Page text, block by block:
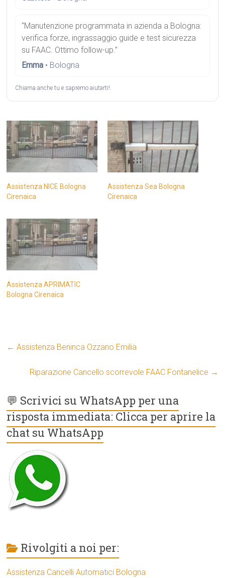
“Manutenzione programmata in azienda a Bologna:
verifica forze, ingrassaggio guide e test sicurezza
su FAAC. Ottimo follow-up.”
Emma • Bologna
Chiama anche tu e sapremo aiutarti!.
Assistenza NICE Bologna
Cirenaica
Assistenza Sea Bologna
Cirenaica
Assistenza APRIMATIC
Bologna Cirenaica
← Assistenza Beninca Ozzano Emilia
Riparazione Cancello scorrevole FAAC Fontanelice →
💬 Scrivici su WhatsApp per una
risposta immediata: Clicca per aprire la
chat su WhatsApp
Rivolgiti a noi per:
Assistenza Cancelli Automatici Bologna